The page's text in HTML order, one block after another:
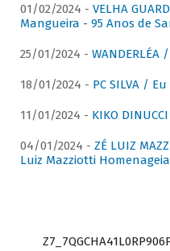
01/02/2024 - VELHA
Mangueira - 95 Anos de
25/01/2024 - WANDERLÉA
18/01/2024 - PC SILVA /
11/01/2024 - KIKO
04/01/2024 - ZÉ LUIZ
Luiz Mazziotti